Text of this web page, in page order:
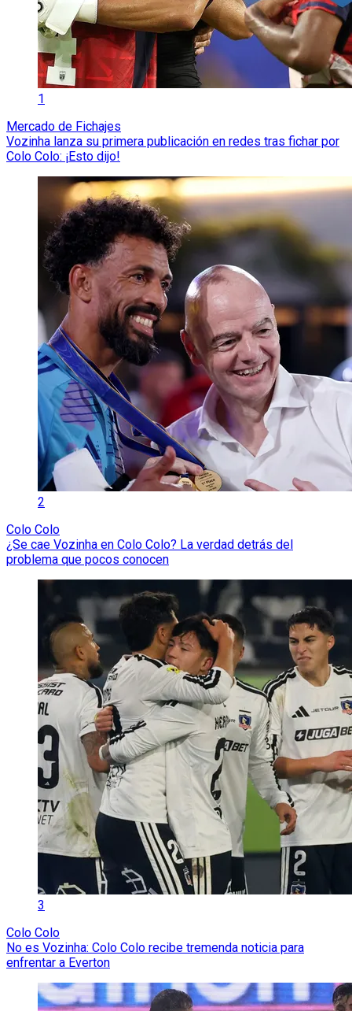
1
Mercado de Fichajes
Vozinha lanza su primera publicación en redes tras fichar por
Colo Colo: ¡Esto dijo!
2
Colo Colo
¿Se cae Vozinha en Colo Colo? La verdad detrás del
problema que pocos conocen
3
Colo Colo
No es Vozinha: Colo Colo recibe tremenda noticia para
enfrentar a Everton